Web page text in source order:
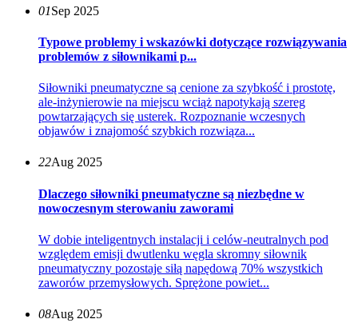
01Sep 2025
Typowe problemy i wskazówki dotyczące rozwiązywania
problemów z siłownikami p...
Siłowniki pneumatyczne są cenione za szybkość i prostotę,
ale-inżynierowie na miejscu wciąż napotykają szereg
powtarzających się usterek. Rozpoznanie wczesnych
objawów i znajomość szybkich rozwiąza...
22Aug 2025
Dlaczego siłowniki pneumatyczne są niezbędne w
nowoczesnym sterowaniu zaworami
W dobie inteligentnych instalacji i celów-neutralnych pod
względem emisji dwutlenku węgla skromny siłownik
pneumatyczny pozostaje siłą napędową 70% wszystkich
zaworów przemysłowych. Sprężone powiet...
08Aug 2025